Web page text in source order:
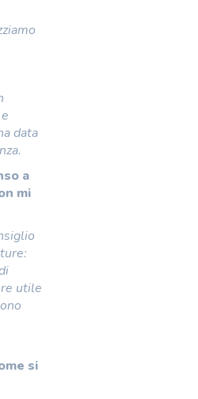
data
a
mi
utile
si